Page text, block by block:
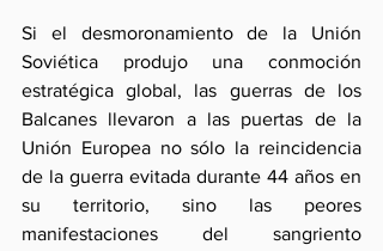
Si el desmoronamiento de la Unión
Soviética produjo una conmoción
estratégica global, las guerras de los
Balcanes llevaron a las puertas de la
Unión Europea no sólo la reincidencia
de la guerra evitada durante 44 años en
su territorio, sino las peores
manifestaciones del sangriento